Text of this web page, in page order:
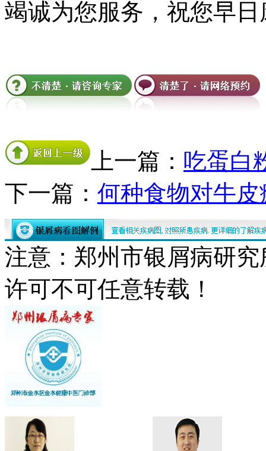
竭诚为您服务，祝您早日
上一篇： 吃蛋白
下一篇： 何种食物对牛
注意：郑州市银屑病研
许可不可任意转载！